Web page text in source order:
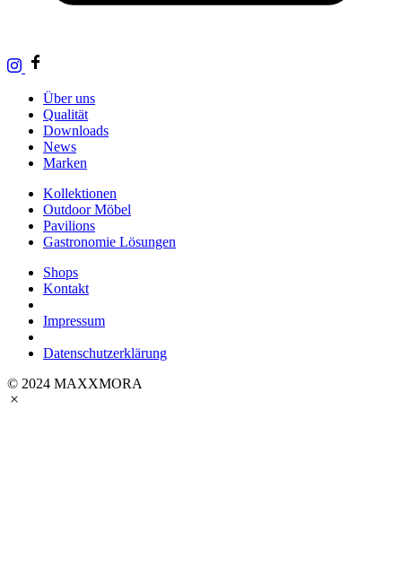
Über uns
Qualität
Downloads
News
Marken
Kollektionen
Outdoor Möbel
Pavilions
Gastronomie Lösungen
Shops
Kontakt
Impressum
Datenschutzerklärung
© 2024 MAXXMORA